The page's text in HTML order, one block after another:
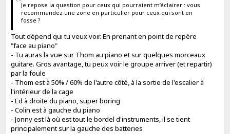
Je repose la question pour ceux qui pourraient m’éclairer : vous
recommandez une zone en particulier pour ceux qui sont en
fosse ?
Tout dépend qui tu veux voir. En prenant en point de repère
"face au piano"
- Tu auras la vue sur Thom au piano et sur quelques morceaux
guitare. Gros avantage, tu peux voir le groupe arriver (et repartir)
par la foule
- Thom est à 50% / 60% de l'autre côté, à la sortie de l'escalier à
l'intérieur de la cage
- Ed à droite du piano, super boring
- Colin est à gauche du piano
- Jonny est là où est tout le bordel d'instruments, il se tient
principalement sur la gauche des batteries